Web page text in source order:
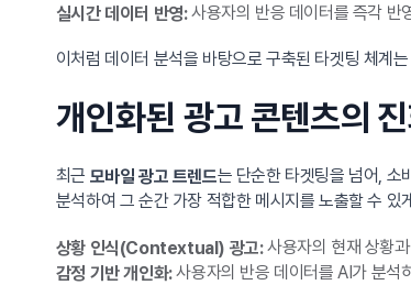
실시간 데이터 반영:사용자의 반응 데이터를 즉각 반
이처럼 데이터 분석을 바탕으로 구축된 타겟팅 체계
개인화된 광고 콘텐츠의
최근 모바일 광고 트렌드는 단순한 타겟팅을 넘어, 소
분석하여 그 순간 가장 적합한 메시지를 노출할 수 있
상황 인식(Contextual) 광고:사용자의 현재 상황
감정 기반 개인화:사용자의 반응 데이터를 AI가 분석